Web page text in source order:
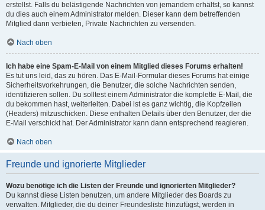
erstellst. Falls du belästigende Nachrichten von jemandem erhältst, so kannst
du dies auch einem Administrator melden. Dieser kann dem betreffenden
Mitglied dann verbieten, Private Nachrichten zu versenden.
Nach oben
Ich habe eine Spam-E-Mail von einem Mitglied dieses Forums erhalten!
Es tut uns leid, das zu hören. Das E-Mail-Formular dieses Forums hat einige
Sicherheitsvorkehrungen, die Benutzer, die solche Nachrichten senden,
identifizieren sollen. Du solltest einem Administrator die komplette E-Mail, die
du bekommen hast, weiterleiten. Dabei ist es ganz wichtig, die Kopfzeilen
(Headers) mitzuschicken. Diese enthalten Details über den Benutzer, der die
E-Mail verschickt hat. Der Administrator kann dann entsprechend reagieren.
Nach oben
Freunde und ignorierte Mitglieder
Wozu benötige ich die Listen der Freunde und ignorierten Mitglieder?
Du kannst diese Listen benutzen, um andere Mitglieder des Boards zu
verwalten. Mitglieder, die du deiner Freundesliste hinzufügst, werden in